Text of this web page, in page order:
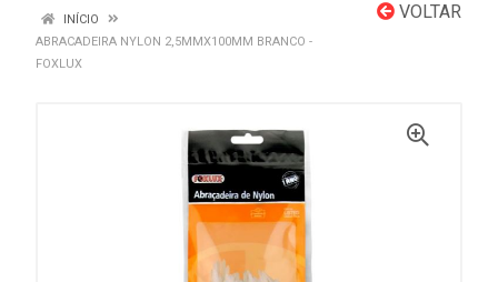
VOLTAR
INÍCIO
ABRACADEIRA NYLON 2,5MMX100MM BRANCO -
FOXLUX